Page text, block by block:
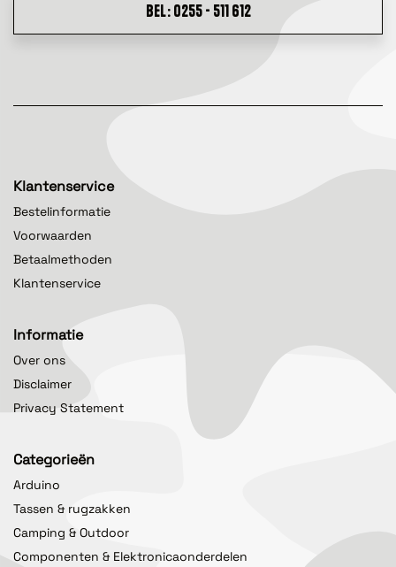
BEL: 0255 - 511 612
Klantenservice
Bestelinformatie
Voorwaarden
Betaalmethoden
Klantenservice
Informatie
Over ons
Disclaimer
Privacy Statement
Categorieën
Arduino
Tassen & rugzakken
Camping & Outdoor
Componenten & Elektronicaonderdelen